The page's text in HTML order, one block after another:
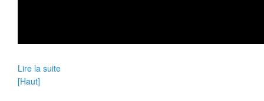
Lire la suite
[Haut]